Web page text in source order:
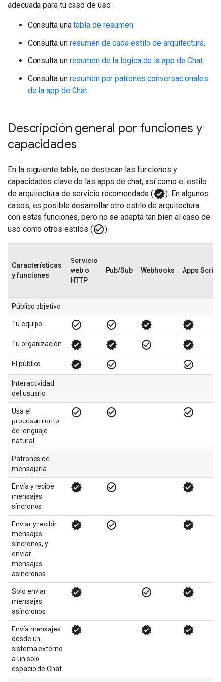
adecuada para tu caso de uso:
Consulta una tabla de resumen.
Consulta un resumen de cada estilo de arquitectura.
Consulta un resumen de la lógica de la app de Chat.
Consulta un resumen por patrones conversacionales
de la app de Chat.
Descripción general por funciones y
capacidades
En la siguiente tabla, se destacan las funciones y
capacidades clave de las apps de chat, así como el estilo
de arquitectura de servicio recomendado (verified). En algunos
casos, es posible desarrollar otro estilo de arquitectura
con estas funciones, pero no se adapta tan bien al caso de
uso como otros estilos (check_circle_outline).
Características
y funciones
Servicio
web o
HTTP
Pub/Sub Webhooks Apps Script
Público objetivo
Tu equipo check_circle_outline check_circle_outline verified verified
Tu organización verified verified check_circle_outline verified
El público verified check_circle_outline check_circle_outline
Interactividad
del usuario
Usa el
procesamiento
de lenguaje
natural
check_circle_outline check_circle_outline check_circle_outline
Patrones de
mensajería
Envía y recibe
mensajes
síncronos
verified check_circle_outline verified
Enviar y recibir
mensajes
síncronos, y
enviar
mensajes
asíncronos
verified check_circle_outline verified
Solo enviar
mensajes
asíncronos
verified check_circle_outline verified
Envía mensajes
desde un
sistema externo
a un solo
espacio de Chat
verified verified verified